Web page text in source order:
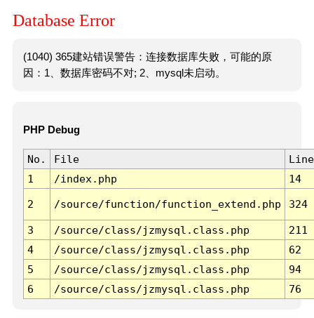
Database Error
(1040) 365建站错误警告：连接数据库失败，可能的原
因：1、数据库密码不对; 2、mysql未启动。
PHP Debug
No. File
Line
1
/index.php 14
2 /source/function/function_extend.php 324
3 /source/class/jzmysql.class.php
211
4
/source/class/jzmysql.class.php
62
5
/source/class/jzmysql.class.php
94
6
/source/class/jzmysql.class.php 76